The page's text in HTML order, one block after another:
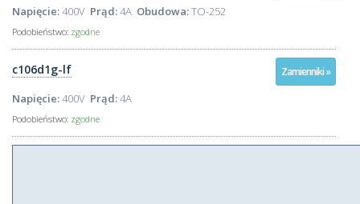
Napięcie:400V Prąd:4A Obudowa:TO-252
Podobieństwo: zgodne
Zamienniki »
c106d1g-lf
Napięcie:400V Prąd:4A
Podobieństwo: zgodne